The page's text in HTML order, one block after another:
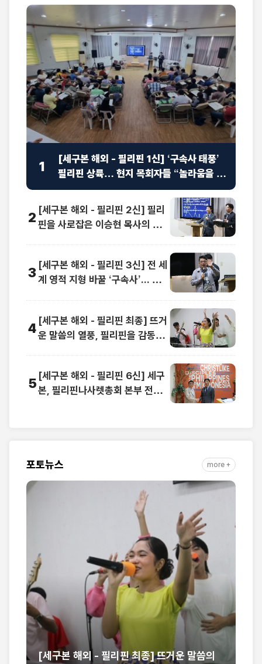
1
[세구본 해외 - 필리핀 1신] ‘구속사 태풍’
필리핀 상륙… 현지 목회자들 “놀라움을 넘
어선 충격”
2 [세구본 해외 - 필리핀 2신] 필리
핀을 사로잡은 이승현 목사의 맞
3 [세구본 해외 - 필리핀 3신] 전 세
계 영적 지형 바꿀 ‘구속사’... 동남
4 [세구본 해외 - 필리핀 최종] 뜨거
운 말씀의 열풍, 필리핀을 감동으
5 [세구본 해외 - 필리핀 6신] 세구
본, 필리핀나사렛총회 본부 전격
포토뉴스 more +
[세구본 해외 - 필리핀 최종] 뜨거운 말씀의